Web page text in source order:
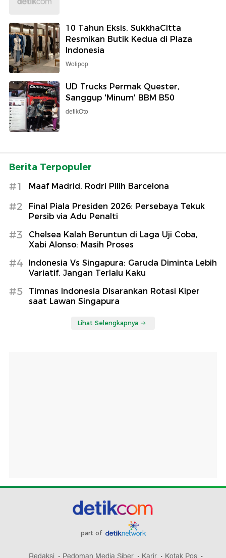
10 Tahun Eksis, SukkhaCitta
Resmikan Butik Kedua di Plaza
Indonesia
Wolipop
UD Trucks Permak Quester,
Sanggup 'Minum' BBM B50
detikOto
Berita Terpopuler
#1 Maaf Madrid, Rodri Pilih Barcelona
#2
Final Piala Presiden 2026: Persebaya Tekuk
Persib via Adu Penalti
#3
Chelsea Kalah Beruntun di Laga Uji Coba,
Xabi Alonso: Masih Proses
#4
Indonesia Vs Singapura: Garuda Diminta Lebih
Variatif, Jangan Terlalu Kaku
#5
Timnas Indonesia Disarankan Rotasi Kiper
saat Lawan Singapura
Lihat Selengkapnya
part of